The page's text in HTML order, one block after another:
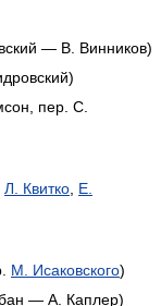
— В. Винников)
пер. С.
Л. Квитко Е.
М. Исаковского)
— А. Каплер)